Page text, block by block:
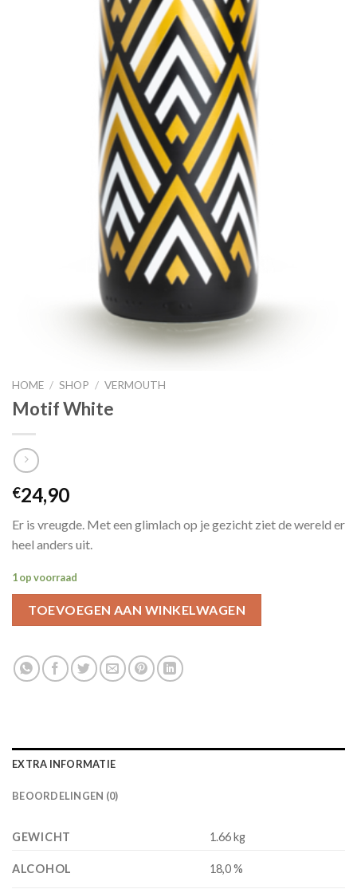
HOME / SHOP / VERMOUTH
Motif White
€24,90
Er is vreugde. Met een glimlach op je gezicht ziet de wereld er
heel anders uit.
1 op voorraad
TOEVOEGEN AAN WINKELWAGEN
EXTRA INFORMATIE
BEOORDELINGEN (0)
GEWICHT 1.66 kg
ALCOHOL 18,0 %